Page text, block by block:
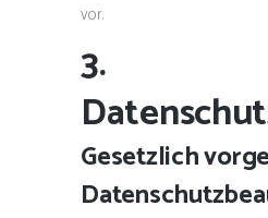
vor.
3.
Gesetzlich